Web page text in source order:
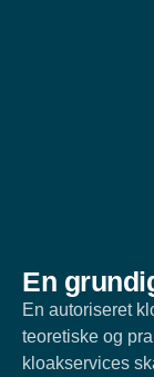
En
En autoriseret
teoretiske og
kloakservices